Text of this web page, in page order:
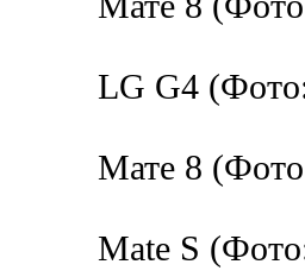
LG G4
Мате 8
Mate S